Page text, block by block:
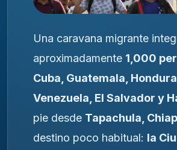
Una caravana migrante
aproximadamente 1,000
Cuba, Guatemala,
Venezuela, El Salvador y
pie desde Tapachula,
destino poco habitual: la